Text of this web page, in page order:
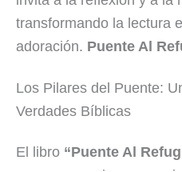
transformando la lectura
adoración. Puente Al
Los Pilares del Puente:
Verdades Bíblicas
El libro “Puente Al